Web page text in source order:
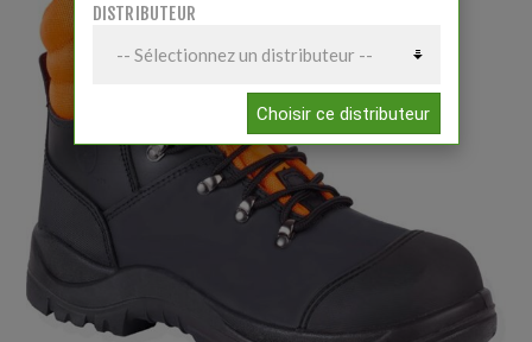
DISTRIBUTEUR
Choisir ce distributeur